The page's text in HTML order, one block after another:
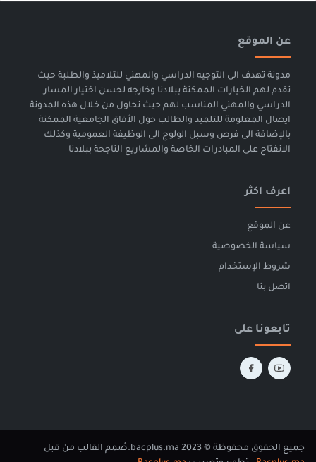
عن الموقع
مدونة تهدف الى التوجيه الدراسي والمهني للتلاميذ والطلبة حيث
تقدم لهم الخيارات الممكنة ببلادنا وخارجه لحسن اختيار المسار
الدراسي والمهني المناسب لهم حيث نحاول من خلال هذه المدونة
ايصال المعلومة للتلميذ والطالب حول الأفاق الجامعية الممكنة
بالإضافة الى فرص وسبل الولوج الى الوظيفة العمومية وكذلك
الانفتاح على المبادرات الخاصة والمشاريع الناجحة ببلادنا
اعرف اكثر
عن الموقع
سياسة الخصوصية
شروط الإستخدام
اتصل بنا
تابعونا على
جميع الحقوق محفوظة © 2023 bacplus.ma.
صُمم القالب من قبل